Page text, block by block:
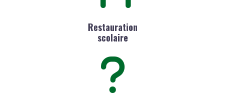
Restauration
scolaire